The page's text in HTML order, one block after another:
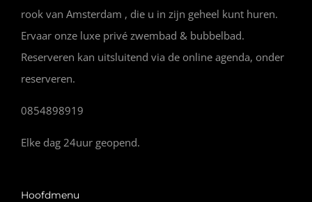
rook van Amsterdam , die u in zijn geheel kunt huren.
Ervaar onze luxe privé zwembad & bubbelbad.
Reserveren kan uitsluitend via de online agenda, onder
reserveren.
0854898919
Elke dag 24uur geopend.
Hoofdmenu